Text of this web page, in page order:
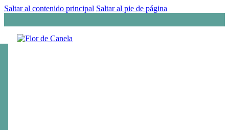
Saltar al contenido principal Saltar al pie de página